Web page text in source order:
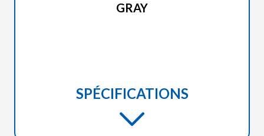
GRAY
SPÉCIFICATIONS